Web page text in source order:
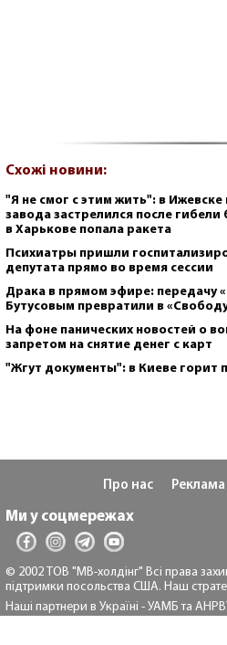
Схожі новини:
"Я не смог с этим жить": в
завода застрелился после
в Харькове попала ракета
Психиатры пришли
депутата прямо во время сессии
Драка в прямом эфире: передачу
Бутусовым превратили в
На фоне панических новостей о
запретом на снятие денег с карт
"Жгут документы": в Киеве горит
Про нас Реклама
Ми у соцмережах
© 2002 ТОВ "МВ-холдінг" Всі права
підтримки посольства США. Наш
Наші партнери в Україні - УАМБ та